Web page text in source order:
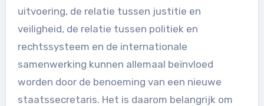
uitvoering, de relatie tussen justitie en
veiligheid, de relatie tussen politiek en
rechtssysteem en de internationale
samenwerking kunnen allemaal beïnvloed
worden door de benoeming van een nieuwe
staatssecretaris. Het is daarom belangrijk om